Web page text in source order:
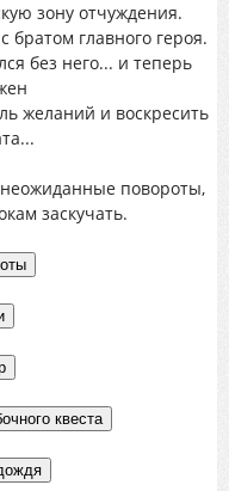
зону отчуждения.
братом главного героя.
без него... и теперь
желаний и воскресить
повороты,
заскучать.